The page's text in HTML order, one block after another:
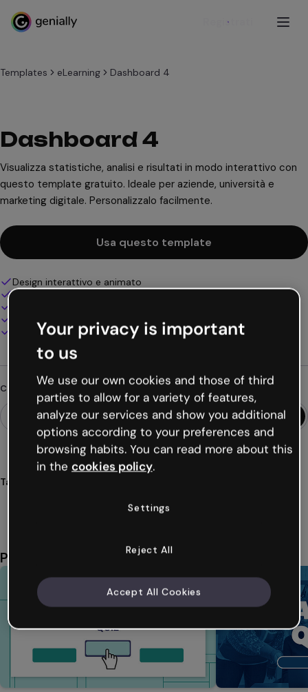
Registrati
Templates eLearning Dashboard 4
Dashboard 4
Visualizza statistiche, analisi e risultati in modo interattivo con
questo template gratuito. Ideale per aziende, università e
marketing digitale. Personalizzalo facilmente.
Usa questo template
Design interattivo e animato
100% personalizzabile
Presenta, condividi o pubblica online
Scarica in PDF, MP4 e altri formati
Cerchi qualcosa di diverso?
Tags
Potrebbe piacerti anche
Your privacy is important
to us
We use our own cookies and those of third
parties to allow for a variety of features,
analyze our services and show you additional
options according to your preferences and
browsing habits. You can read more about this
in the cookies policy.
Settings
Reject All
Accept All Cookies